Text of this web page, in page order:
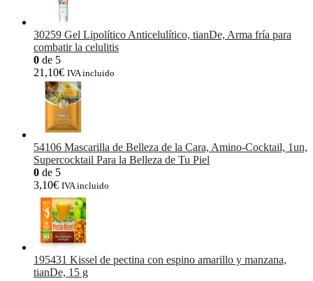
30259 Gel Lipolítico Anticelulítico, tianDe, Arma fría para
combatir la celulitis
0 de 5
21,10€ IVA incluido
54106 Mascarilla de Belleza de la Cara, Amino-Cocktail, 1un,
Supercocktail Para la Belleza de Tu Piel
0 de 5
3,10€ IVA incluido
195431 Kissel de pectina con espino amarillo y manzana,
tianDe, 15 g